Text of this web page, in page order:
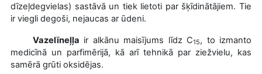
dīzeļdegvielas) sastāvā un tiek lietoti par šķīdinātājiem. Tie
ir viegli degoši, nejaucas ar ūdeni.
Vazelīneļļa ir alkānu maisījums līdz C15, to izmanto
medicīnā un parfimērijā, kā arī tehnikā par ziežvielu, kas
samērā grūti oksidējas.